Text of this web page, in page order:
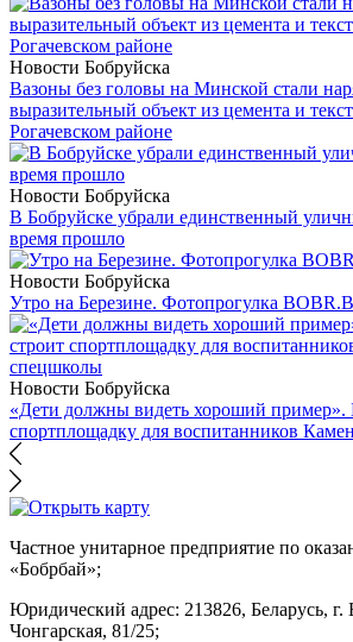
Новости Бобруйска
Вазоны без головы на Минской стали
выразительный объект из цемента и
Рогачевском районе
Новости Бобруйска
В Бобруйске убрали единственный
время прошло
Новости Бобруйска
Утро на Березине. Фотопрогулка
Новости Бобруйска
«Дети должны видеть хороший пример».
спортплощадку для воспитанников
Частное унитарное предприятие по
«Бобрбай»;
Юридический адрес: 213826, Беларусь, г.
Чонгарская, 81/25;